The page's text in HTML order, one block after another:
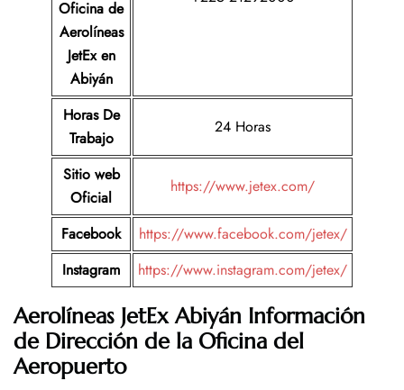
Oficina de
Aerolíneas
JetEx en
Abiyán
Horas De
Trabajo
24 Horas
Sitio web
Oficial
https://www.jetex.com/
Facebook
https://www.facebook.com/jetex/
Instagram
https://www.instagram.com/jetex/
Aerolíneas JetEx Abiyán Información
de Dirección de la Oficina del
Aeropuerto